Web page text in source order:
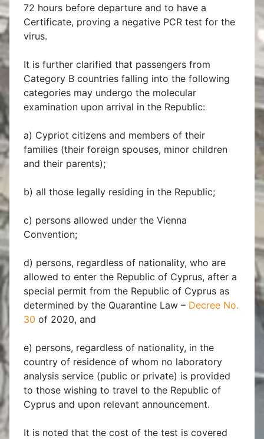
72 hours before departure and to have a
Certificate, proving a negative PCR test for the
virus.
It is further clarified that passengers from
Category B countries falling into the following
categories may undergo the molecular
examination upon arrival in the Republic:
a) Cypriot citizens and members of their
families (their foreign spouses, minor children
and their parents);
b) all those legally residing in the Republic;
c) persons allowed under the Vienna
Convention;
d) persons, regardless of nationality, who are
allowed to enter the Republic of Cyprus, after a
special permit from the Republic of Cyprus as
determined by the Quarantine Law – Decree No.
30 of 2020, and
e) persons, regardless of nationality, in the
country of residence of whom no laboratory
analysis service (public or private) is provided
to those wishing to travel to the Republic of
Cyprus and upon relevant announcement.
It is noted that the cost of the test is covered